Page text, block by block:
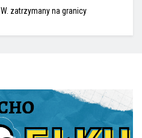
W. zatrzymany na granicy